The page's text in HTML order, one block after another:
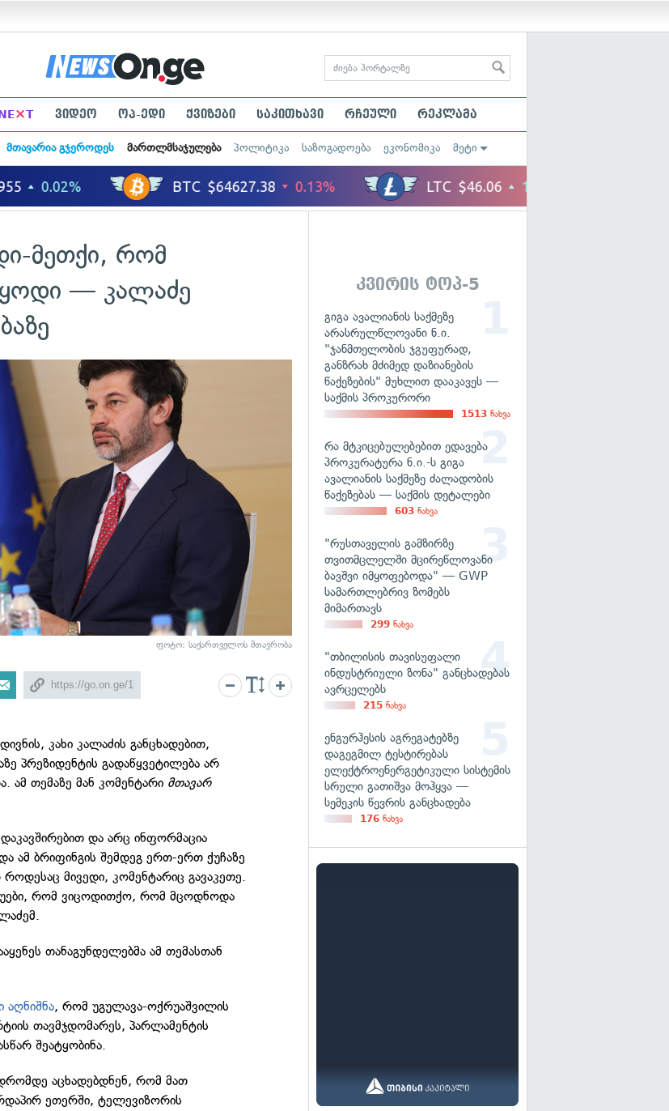
×T ვიდეო ოპ-ედი ქვიზები საკითხავი რჩეული რეკლამა
მთავარია გჯეროდეს მართლმსაჯულება პოლიტიკა საზოგადოება ეკონომიკა მეტი
მეთქი, რომ
— კალაძე
ფოტო: საქართველოს მთავრობა
კახი კალაძის განცხადებით,
პრეზიდენტის გადაწყვეტილება არ
თემაზე მან კომენტარი მთავარ
და არც ინფორმაცია
ამ ბრიფინგის შემდეგ ერთ-ერთ ქუჩაზე
მივედი, კომენტარიც გავაკეთე.
რომ ვიცოდითქო, რომ მცოდნოდა
თანაგუნდელებმა ამ თემასთან
აღნიშნა, რომ უგულავა-ოქრუაშვილის
თავმჯდომარეს, პარლამენტის
შეატყობინა.
აცხადებდნენ, რომ მათ
ეთერში, ტელევიზორის
კვირის ტოპ-5
გიგა ავალიანის საქმეზე
არასრულწლოვანი ნ.ი.
"ჯანმთელობის ჯგუფურად,
განზრახ მძიმედ დაზიანების
წაქეზების" მუხლით დააკავეს —
საქმის პროკურორი
1513 ნახვა
რა მტკიცებულებებით ედავება
პროკურატურა ნ.ი.-ს გიგა
ავალიანის საქმეზე ძალადობის
წაქეზებას — საქმის დეტალები
603 ნახვა
"რუსთაველის გამზირზე
თვითმცლელში მცირეწლოვანი
ბავშვი იმყოფებოდა" — GWP
სამართლებრივ ზომებს
მიმართავს
299 ნახვა
"თბილისის თავისუფალი
ინდუსტრიული ზონა" განცხადებას
ავრცელებს
215 ნახვა
ენგურჰესის აგრეგატებზე
დაგეგმილ ტესტირებას
ელექტროენერგეტიკული სისტემის
სრული გათიშვა მოჰყვა —
სემეკის წევრის განცხადება
176 ნახვა